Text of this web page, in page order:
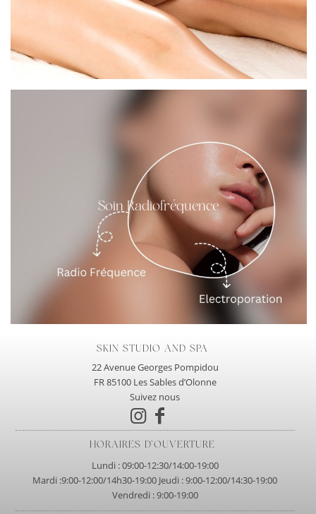
Soin Radiofréquence
SKIN STUDIO AND SPA
22 Avenue Georges Pompidou
FR 85100 Les Sables d’Olonne
Suivez nous
HORAIRES D’OUVERTURE
Lundi : 09:00-12:30/14:00-19:00
Mardi :9:00-12:00/14h30-19:00 Jeudi : 9:00-12:00/14:30-19:00
Vendredi : 9:00-19:00